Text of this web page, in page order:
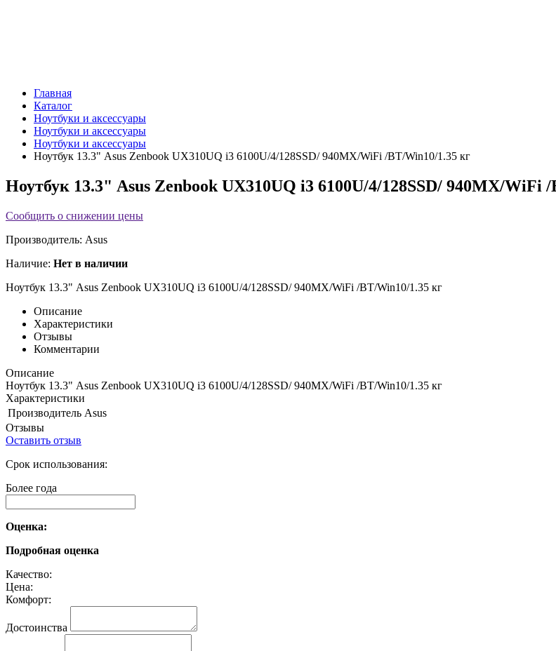
Главная
Каталог
Ноутбуки и аксессуары
Ноутбуки и аксессуары
Ноутбуки и аксессуары
Ноутбук 13.3" Asus Zenbook UX310UQ i3 6100U/4/128SSD/ 940MX/WiFi /BT/Win10/1.35 кг
Ноутбук 13.3" Asus Zenbook UX310UQ i3 6100U/4/128SSD/ 940MX/WiFi
Сообщить о снижении цены
Производитель: Asus
Наличие: Нет в наличии
Ноутбук 13.3" Asus Zenbook UX310UQ i3 6100U/4/128SSD/ 940MX/WiFi /BT/Win10/1.35 кг
Описание
Характеристики
Отзывы
Комментарии
Описание
Ноутбук 13.3" Asus Zenbook UX310UQ i3 6100U/4/128SSD/ 940MX/WiFi /BT/Win10/1.35 кг
Характеристики
Производитель Asus
Отзывы
Оставить отзыв
Срок использования:
Более года
Оценка:
Подробная оценка
Качество:
Цена:
Комфорт:
Достоинства